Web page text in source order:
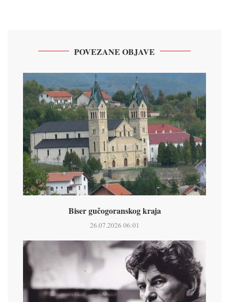
POVEZANE OBJAVE
Biser gučogoranskog kraja
26.07.2026 06:01